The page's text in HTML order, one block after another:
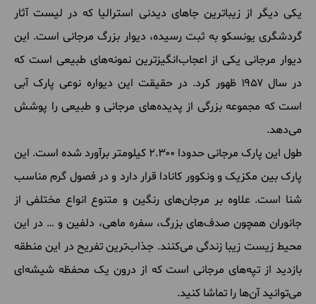
یکی دیگر از زیباترین جاهای دیدنی استرالیا که در لیست آثار
گردشگری یونسکو به ثبت رسیده، دیوار بزرگ مرجانی است. این
دیوار مرجانی یکی از اعجابانگیزترین نمونههای طبیعی است که
در سال ۱۹۵۷ ظهور کرد. در حقیقت این دیواره نوعی پارک آبی
است که مجموعه بزرگی از پدیدههای مرجانی و طبیعی را پوشش
میدهد.
طول این پارک مرجانیحدودا ۲.۳۰۰ کیلومتر برآورد شده است. این
پارکبین مکزیک و ونکوور کانادا قرار دارد و در فصول گرم مناسب
شنا است. علاوه بر مرجانهای رنگین و متنوع انواع مختلفی از
جانوران همچون صدفهای بزرگ، سفره ماهی، دلفین و … در این
محیط زیست زیبا زندگی میکنند. جذابترینتفریح در این منطقه
بازدید از تپههای مرجانی است که از درون یک محفظه شیشهای
میتوانیدآنها را تماشا کنید.